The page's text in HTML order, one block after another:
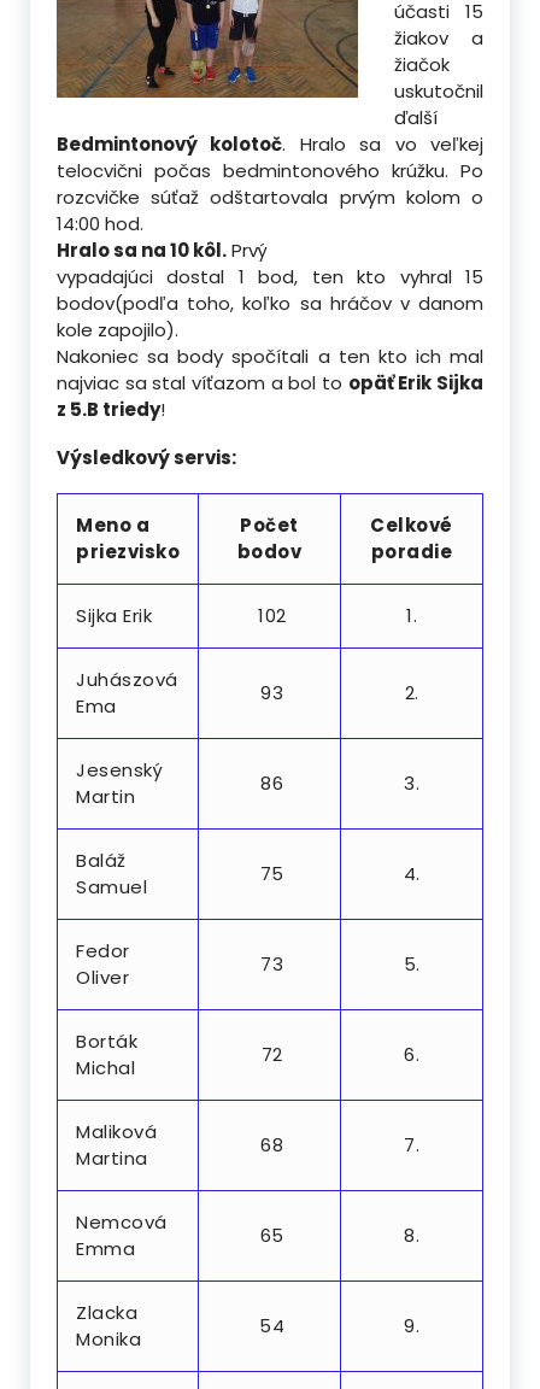
účasti 15
žiakov a
žiačok
uskutočnil
ďalší
Bedmintonový kolotoč. Hralo sa vo veľkej
telocvični počas bedmintonového krúžku. Po
rozcvičke súťaž odštartovala prvým kolom o
14:00 hod.
Hralo sa na 10 kôl.Prvý
vypadajúci dostal 1 bod, ten kto vyhral 15
bodov(podľa toho, koľko sa hráčov v danom
kole zapojilo).
Nakoniec sa body spočítali a ten kto ich mal
najviac sa stal víťazom a bol to opäť Erik Sijka
z 5.B triedy!
Výsledkový servis:
Meno a
priezvisko
Počet
bodov
Celkové
poradie
Sijka Erik 102 1.
Juhászová
Ema
93 2.
Jesenský
Martin
86 3.
Baláž
Samuel
75 4.
Fedor
Oliver
73 5.
Borták
Michal
72 6.
Maliková
Martina
68 7.
Nemcová
Emma
65 8.
Zlacka
Monika
54 9.